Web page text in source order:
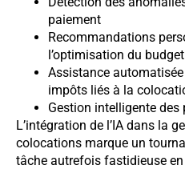
paiement
Recommandations
l’optimisation du budget
Assistance
impôts liés à la
Gestion intelligente
L’intégration de l’IA dans la
colocations marque un
tâche autrefois fastidieuse